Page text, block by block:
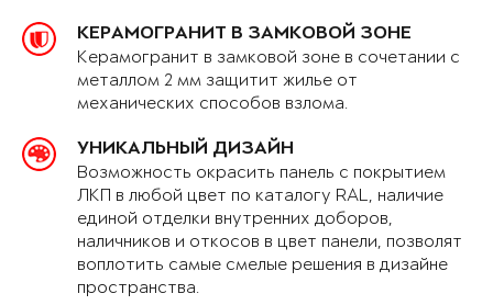
КЕРАМОГРАНИТ В ЗАМКОВОЙ ЗОНЕ
Керамогранит в замковой зоне в сочетании с
металлом 2 мм защитит жилье от
механических способов взлома.
УНИКАЛЬНЫЙ ДИЗАЙН
Возможность окрасить панель с покрытием
ЛКП в любой цвет по каталогу RAL, наличие
единой отделки внутренних доборов,
наличников и откосов в цвет панели, позволят
воплотить самые смелые решения в дизайне
пространства.